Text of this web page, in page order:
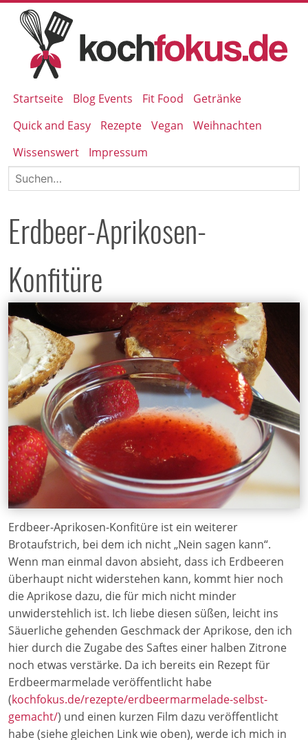
Startseite Blog Events Fit Food
Getränke
Quick and Easy
Rezepte Vegan
Weihnachten
Wissenswert
Impressum
Erdbeer-Aprikosen-
Konfitüre
Erdbeer-Aprikosen-Konfitüre ist ein weiterer
Brotaufstrich, bei dem ich nicht „Nein sagen kann“.
Wenn man einmal davon absieht, dass ich Erdbeeren
überhaupt nicht widerstehen kann, kommt hier noch
die Aprikose dazu, die für mich nicht minder
unwiderstehlich ist. Ich liebe diesen süßen, leicht ins
Säuerliche gehenden Geschmack der Aprikose, den ich
hier durch die Zugabe des Saftes einer halben Zitrone
noch etwas verstärke. Da ich bereits ein Rezept für
Erdbeermarmelade veröffentlicht habe
(kochfokus.de/rezepte/erdbeermarmelade-selbst-
gemacht/) und einen kurzen Film dazu veröffentlicht
habe (siehe gleichen Link wie oben), werde ich mich in